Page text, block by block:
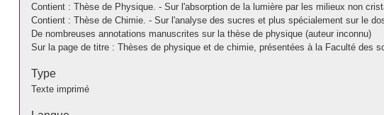
Contient : Thèse de Physique. - Sur l'absorption de la lumière par les milieux non
Contient : Thèse de Chimie. - Sur l'analyse des sucres et plus spécialement sur le
De nombreuses annotations manuscrites sur la thèse de physique (auteur inconnu)
Sur la page de titre : Thèses de physique et de chimie, présentées à la Faculté des
Type
Texte imprimé